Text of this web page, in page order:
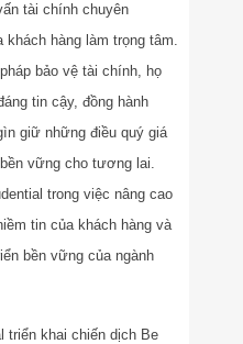
tài chính chuyên
hàng làm trọng tâm.
bảo vệ tài chính, họ
tin cậy, đồng hành
giữ những điều quý giá
vững cho tương lai.
trong việc nâng cao
tin của khách hàng và
bền vững của ngành
triển khai chiến dịch Be